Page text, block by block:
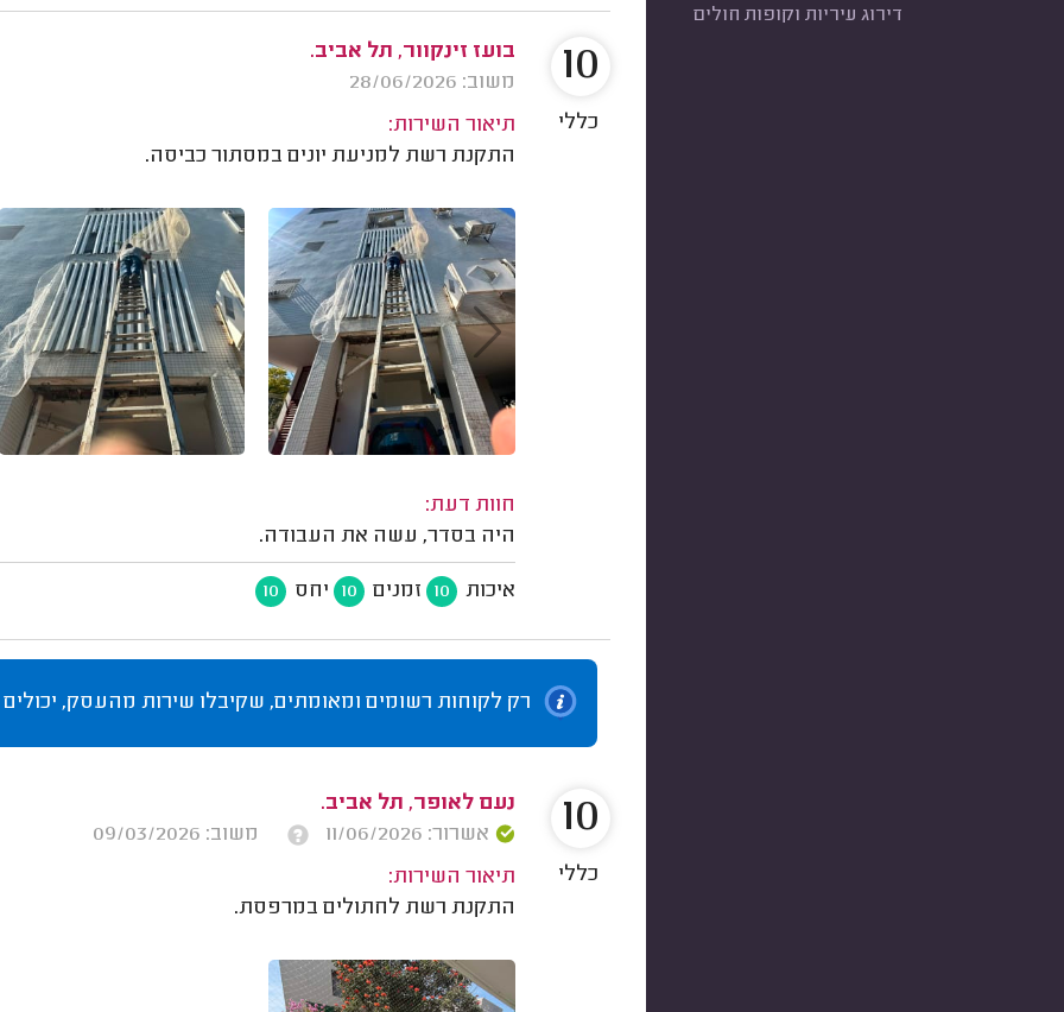
דירוג עיריות וקופות חולים
בועז זינקוור, תל אביב.
משוב: 28/06/2026
תיאור השירות:
התקנת רשת למניעת יונים במסתור כביסה.
חוות דעת:
היה בסדר, עשה את העבודה.
איכות 10 זמנים 10 יחס 10
10
כללי
רק לקוחות רשומים ומאומתים, שקיבלו שירות מהעסק,
נעם לאופר, תל אביב.
אשרור: 11/06/2026
משוב: 09/03/2026
תיאור השירות:
התקנת רשת לחתולים במרפסת.
10
כללי